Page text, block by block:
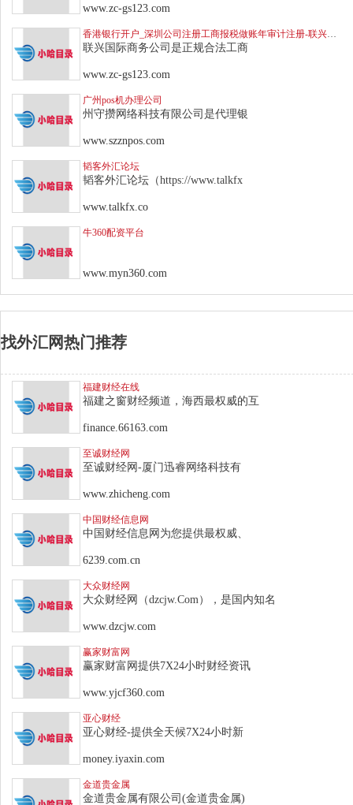
www.zc-gs123.com
联兴国际商务公司是正规合法工商
www.zc-gs123.com
广州pos机办理公司
州守攒网络科技有限公司是代理银
www.szznpos.com
韬客外汇论坛
韬客外汇论坛（https://www.talkfx
www.talkfx.co
牛360配资平台
www.myn360.com
找外汇网热门推荐
福建财经在线
福建之窗财经频道，海西最权威的互
finance.66163.com
至诚财经网
至诚财经网-厦门迅睿网络科技有
www.zhicheng.com
中国财经信息网
中国财经信息网为您提供最权威、
6239.com.cn
大众财经网
大众财经网（dzcjw.Com），是国内知名
www.dzcjw.com
赢家财富网
赢家财富网提供7X24小时财经资讯
www.yjcf360.com
亚心财经
亚心财经-提供全天候7X24小时新
money.iyaxin.com
金道贵金属
金道贵金属有限公司(金道贵金属)